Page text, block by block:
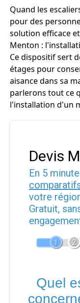
Quand les
pour des
solution efficace
Menton :
Ce dispositif sert
étages pour
aisance dans sa
parlerons tout ce
l'installation d'un
Devis
En 5
votre
Gratuit,
1 2
Quel